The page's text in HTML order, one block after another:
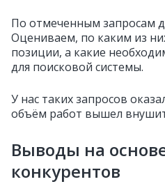
По отмеченным запросам
Оцениваем, по каким из
позиции, а какие
для поисковой системы.
У нас таких запросов
объём работ вышел
Выводы на
конкурентов